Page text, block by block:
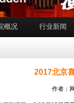
概况 行业新闻
2017北京
作者：